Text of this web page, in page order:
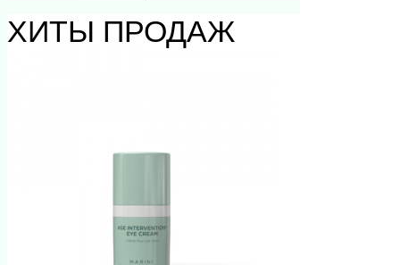
ХИТЫ ПРОДАЖ